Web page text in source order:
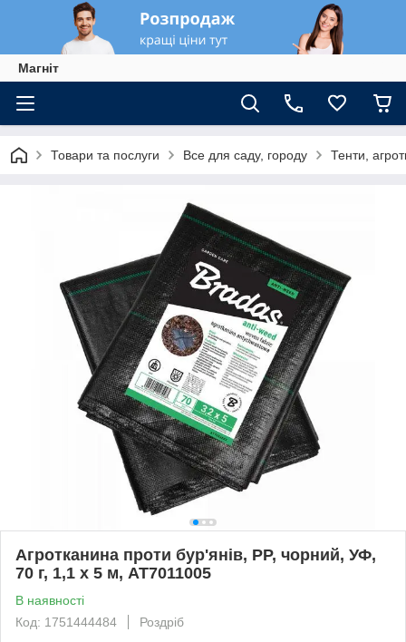
Магніт
Товари та послуги Все для саду, городу Тенти,
Агротканина проти бур'янів, PP, чорний, УФ,
70 г, 1,1 х 5 м, AT7011005
В наявності
Код: 1751444484
Роздріб